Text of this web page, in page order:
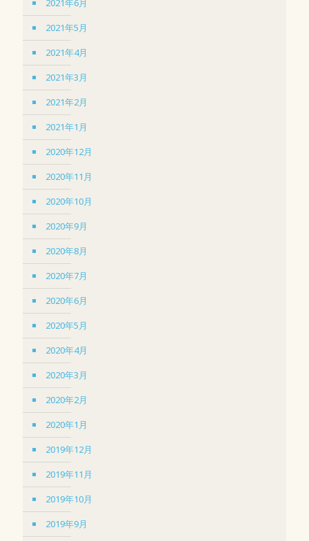
2021年6月
2021年5月
2021年4月
2021年3月
2021年2月
2021年1月
2020年12月
2020年11月
2020年10月
2020年9月
2020年8月
2020年7月
2020年6月
2020年5月
2020年4月
2020年3月
2020年2月
2020年1月
2019年12月
2019年11月
2019年10月
2019年9月